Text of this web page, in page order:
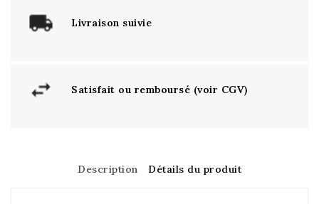
Livraison suivie
Satisfait ou remboursé (voir CGV)
Description Détails du produit